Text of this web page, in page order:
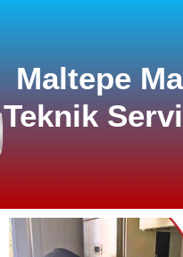
Maltepe
Teknik